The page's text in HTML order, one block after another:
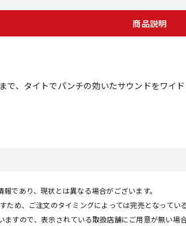
商品説明
で、タイトでパンチの効いたサウンドをワイ
であり、現状とは異なる場合がございます。
め、ご注文のタイミングによっては完売となってい
すので、表示されている取扱店舗にご用意が無い場合